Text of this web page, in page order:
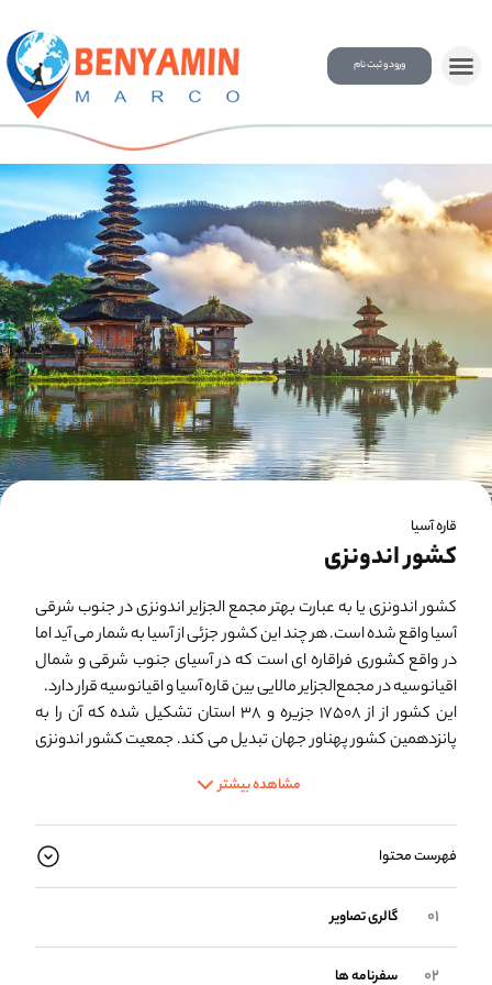
ورود و ثبت نام
قاره آسیا
کشور اندونزی
کشور اندونزییا به عبارت بهتر مجمع الجزایر اندونزی در جنوب شرقی
آسیا واقع شده است. هر چند این کشور جزئی از آسیا به شمار می آید اما
در واقع کشوری فراقاره ای است که در آسیای جنوب شرقی و شمال
اقیانوسیه در مجمع‌الجزایر مالایی بین قاره آسیا و اقیانوسیه قرار دارد.
این کشور از از ۱۷۵۰۸ جزیره و ۳۸ استان تشکیل شده که آن را به
پانزدهمین کشور پهناور جهان تبدیل می کند. جمعیت کشور اندونزی
نام اندونزی از دو واژه یونانی ایندوس به معنی هند و نسوس به معنی
جزیره آمده ‌است بنابراین اندونزی به معنای «جزیره هند» است.
این کشور نزدیک به 2 میلیون سال پیش انسان جاوه ای یا پیته‌
کانتروپوس ارکتوس گونه ای از انسان های راست قامت بوده است و از
نخستین به شمار می آید.
وسعت آب ‌های این کشور ۳ برابر مساحت خشکی ‌های آن است.
شهرهای مهم این کشور عبارتند از: جاکارتا، سورابایا، سمارانگ،
مشاهده بیشتر
فهرست محتوا
گالری تصاویر
سفرنامه ها